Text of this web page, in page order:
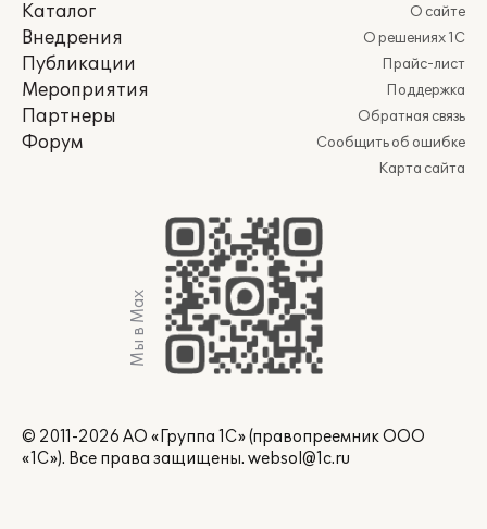
Каталог
Внедрения
Публикации
Мероприятия
Партнеры
Форум
О сайте
О решениях 1С
Прайс-лист
Поддержка
Обратная связь
Сообщить об ошибке
Карта сайта
Мы в Max
© 2011-2026 АО «Группа 1С» (правопреемник ООО
«1С»). Все права защищены. websol@1c.ru